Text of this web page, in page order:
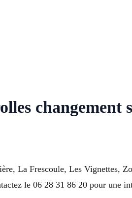
changement
La Frescoule, Les Vignettes,
le 06 28 31 86 20 pour une